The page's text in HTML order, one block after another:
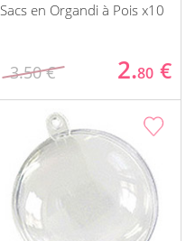
Sacs en Organdi à Pois x10
3.50 € 2.80 €